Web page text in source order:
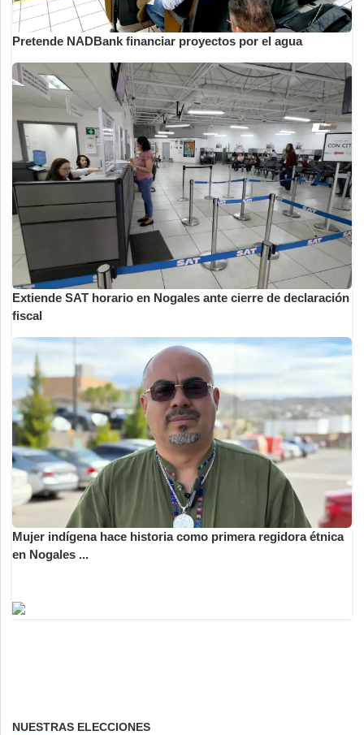
Pretende NADBank financiar proyectos por el agua
Extiende SAT horario en Nogales ante cierre de declaración
fiscal
Mujer indígena hace historia como primera regidora étnica
en Nogales ...
NUESTRAS ELECCIONES